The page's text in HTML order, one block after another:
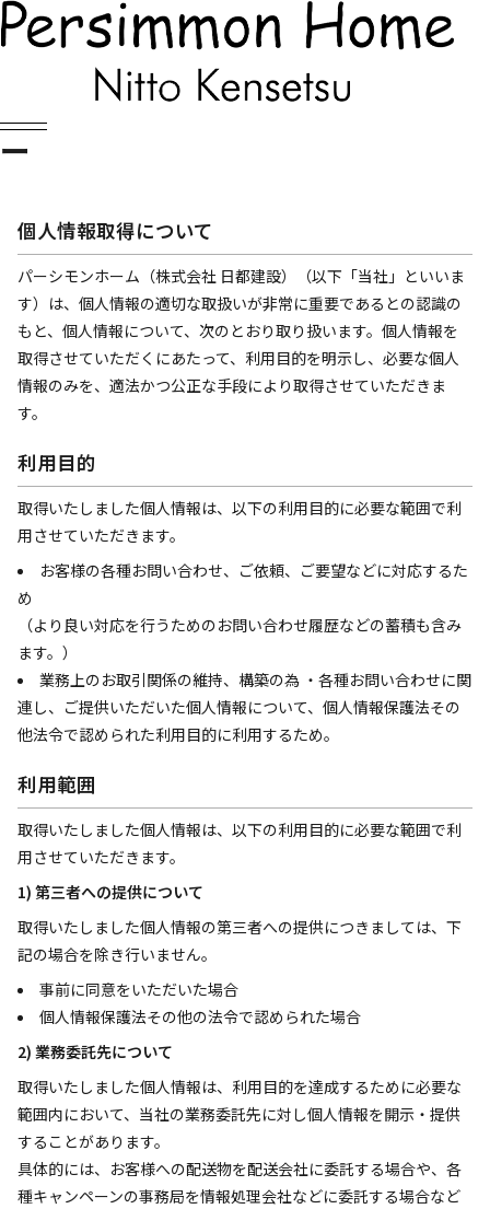
Privacy Policyプライバシーポリシ
ー
個人情報取得について
パーシモンホーム（株式会社 日都建設）（以下「当社」といいま
す）は、個人情報の適切な取扱いが非常に重要であるとの認識の
もと、個人情報について、次のとおり取り扱います。個人情報を
取得させていただくにあたって、利用目的を明示し、必要な個人
情報のみを、適法かつ公正な手段により取得させていただきま
す。
利用目的
取得いたしました個人情報は、以下の利用目的に必要な範囲で利
用させていただきます。
お客様の各種お問い合わせ、ご依頼、ご要望などに対応するた
め
（より良い対応を行うためのお問い合わせ履歴などの蓄積も含み
ます。）
業務上のお取引関係の維持、構築の為 ・各種お問い合わせに関
連し、ご提供いただいた個人情報について、個人情報保護法その
他法令で認められた利用目的に利用するため。
利用範囲
取得いたしました個人情報は、以下の利用目的に必要な範囲で利
用させていただきます。
1) 第三者への提供について
取得いたしました個人情報の第三者への提供につきましては、下
記の場合を除き行いません。
事前に同意をいただいた場合
個人情報保護法その他の法令で認められた場合
2) 業務委託先について
取得いたしました個人情報は、利用目的を達成するために必要な
範囲内において、当社の業務委託先に対し個人情報を開示・提供
することがあります。
具体的には、お客様への配送物を配送会社に委託する場合や、各
種キャンペーンの事務局を情報処理会社などに委託する場合など